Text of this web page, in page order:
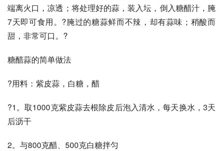
端离火口，凉透；将处理好的蒜，装入坛，倒入糖醋汁，腌
7天即可食用。?腌过的糖蒜鲜而不辣，却有蒜味；稍酸而
甜，非常可口。?
糖醋蒜的简单做法
?用料：紫皮蒜，白糖，醋
?1。取1000克紫皮蒜去根除皮后泡入清水，每天换水，3天
后沥干
2。与800克醋、500克白糖拌匀